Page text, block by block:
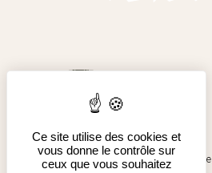
Nos artistes
Notre histoire
Ce site utilise des cookies et
vous donne le contrôle sur
ceux que vous souhaitez